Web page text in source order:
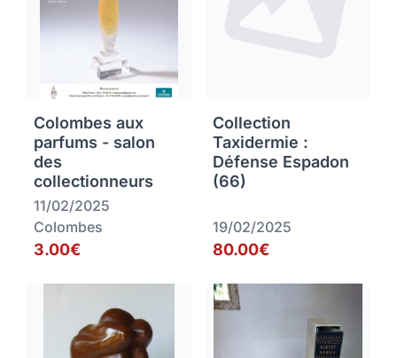
Colombes aux
parfums - salon
des
collectionneurs
11/02/2025
Colombes
3.00€
Collection
Taxidermie :
Défense Espadon
(66)
19/02/2025
80.00€